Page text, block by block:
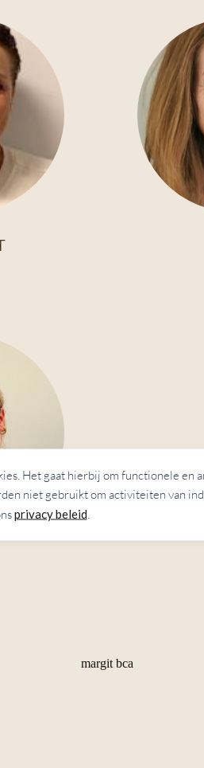
Het gaat hierbij om functionele en
niet gebruikt om activiteiten van
privacy beleid